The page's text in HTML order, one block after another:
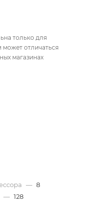
только для
может отличаться
магазинах
— 8
— 128